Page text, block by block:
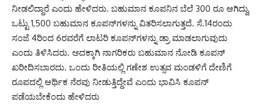
ನೀಡಲಿದ್ದಾರೆ ಎಂದು ಹೇಳಿದರು. ಬಹುಮಾನ ಕೂಪನಿನ ಬೆಲೆ 300 ರೂ ಆಗಿದ್ದು,
ಒಟ್ಟು 1,500 ಬಹುಮಾನ ಕೂಪನ್‌ಗಳನ್ನು ವಿತರಿಸಲಾಗುತ್ತದೆ. ಸೆ.14ರಂದು
ಸಂಜೆ 4ರಿಂದ 6ರವರೆಗೆ ಲಾಟರಿ ಕೂಪನ್‌ಗಳನ್ನು ಡ್ರಾ ಮಾಡಲಾಗುವುದು
ಎಂದು ತಿಳಿಸಿದರು. ಅದಕ್ಕಾಗಿ ನಾಗರಿಕರು ಬಹುಮಾನ ನೋಡಿ ಕೂಪನ್
ಖರೀದಿಸಬಾರದು. ಒಂದು ರೀತಿಯಲ್ಲಿ ಗಣೇಶ ಉತ್ಸವ ಮಂಡಳಿಗೆ ದೇಣಿಗೆ
ರೂಪದಲ್ಲಿ ಆರ್ಥಿಕ ನೆರವು ನೀಡುತ್ತಿದ್ದೇವೆ ಎಂದು ಭಾವಿಸಿ ಕೂಪನ್
ಪಡೆಯಬೇಕೆಂದು ಹೇಳಿದರು